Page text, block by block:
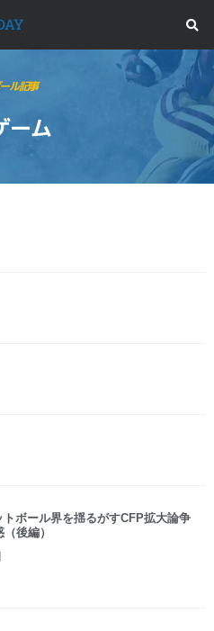
ル記事
ーム
トボール界を揺るがすCFP拡大論争
後編）